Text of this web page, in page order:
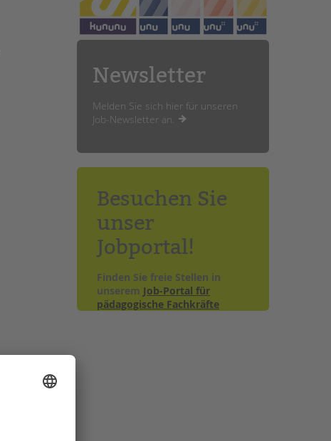
Newsletter
Melden Sie sich hier für unseren
Job-Newsletter an.
Besuchen Sie
unser
Jobportal!
Finden Sie freie Stellen in
unserem Job-Portal für
pädagogische Fachkräfte